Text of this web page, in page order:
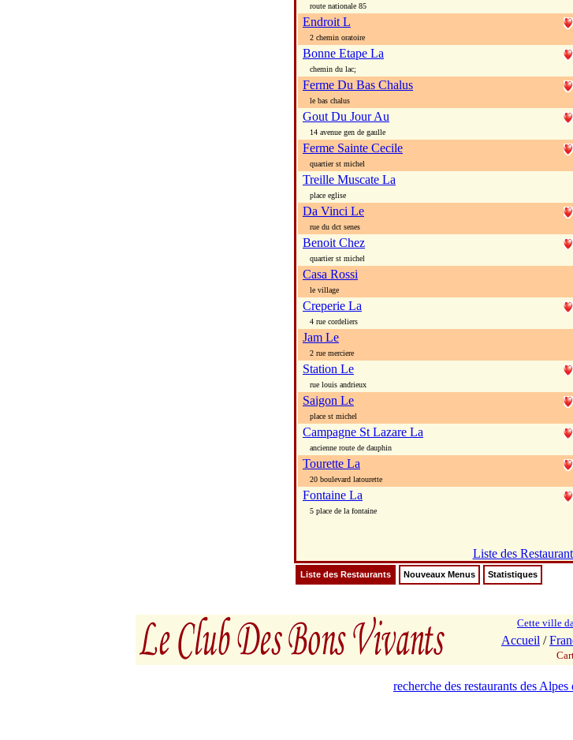
route nationale 85
Endroit L
2 chemin oratoire
Bonne Etape La
chemin du lac;
Ferme Du Bas Chalus
le bas chalus
Gout Du Jour Au
14 avenue gen de gaulle
Ferme Sainte Cecile
quartier st michel
Treille Muscate La
place eglise
Da Vinci Le
rue du dct senes
Benoit Chez
quartier st michel
Casa Rossi
le village
Creperie La
4 rue cordeliers
Jam Le
2 rue merciere
Station Le
rue louis andrieux
Saigon Le
place st michel
Campagne St Lazare La
ancienne route de dauphin
Tourette La
20 boulevard latourette
Fontaine La
5 place de la fontaine
Liste des
Liste des Restaurants Nouveaux Menus Statistiques
Cette ville
Accueil /
recherche des restaurants des